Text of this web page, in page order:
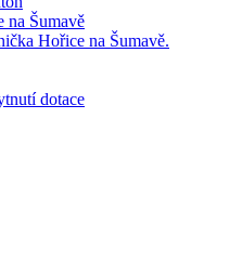
na Šumavě
Hořice na Šumavě.
dotace